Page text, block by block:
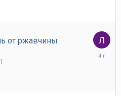
от ржавчины
10